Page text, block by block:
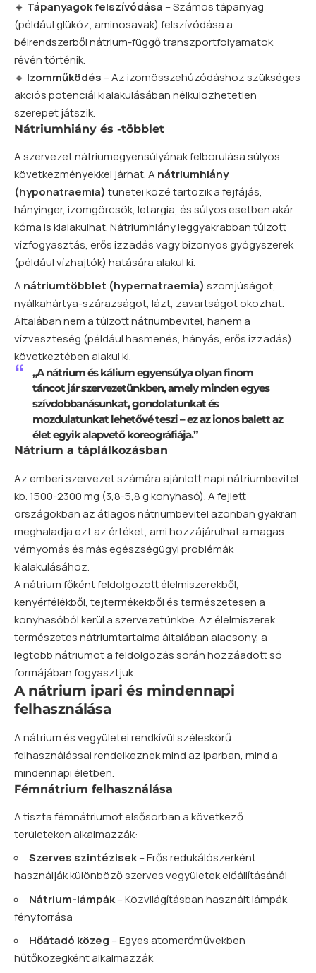
🔸 Tápanyagok felszívódása – Számos tápanyag
(például glükóz, aminosavak) felszívódása a
bélrendszerből nátrium-függő transzportfolyamatok
révén történik.
🔸 Izomműködés – Az izomösszehúzódáshoz szükséges
akciós potenciál kialakulásában nélkülözhetetlen
szerepet játszik.
Nátriumhiány és -többlet
A szervezet nátriumegyensúlyának felborulása súlyos
következményekkel járhat. A nátriumhiány
(hyponatraemia) tünetei közé tartozik a fejfájás,
hányinger, izomgörcsök, letargia, és súlyos esetben akár
kóma is kialakulhat. Nátriumhiány leggyakrabban túlzott
vízfogyasztás, erős izzadás vagy bizonyos gyógyszerek
(például vízhajtók) hatására alakul ki.
A nátriumtöbblet (hypernatraemia) szomjúságot,
nyálkahártya-szárazságot, lázt, zavartságot okozhat.
Általában nem a túlzott nátriumbevitel, hanem a
vízveszteség (például hasmenés, hányás, erős izzadás)
következtében alakul ki.
„A nátrium és kálium egyensúlya olyan finom
táncot jár szervezetünkben, amely minden egyes
szívdobbanásunkat, gondolatunkat és
mozdulatunkat lehetővé teszi – ez az ionos balett az
élet egyik alapvető koreográfiája.”
Nátrium a táplálkozásban
Az emberi szervezet számára ajánlott napi nátriumbevitel
kb. 1500-2300 mg (3,8-5,8 g konyhasó). A fejlett
országokban az átlagos nátriumbevitel azonban gyakran
meghaladja ezt az értéket, ami hozzájárulhat a magas
vérnyomás és más egészségügyi problémák
kialakulásához.
A nátrium főként feldolgozott élelmiszerekből,
kenyérfélékből, tejtermékekből és természetesen a
konyhasóból kerül a szervezetünkbe. Az élelmiszerek
természetes nátriumtartalma általában alacsony, a
legtöbb nátriumot a feldolgozás során hozzáadott só
formájában fogyasztjuk.
A nátrium ipari és mindennapi
felhasználása
A nátrium és vegyületei rendkívül széleskörű
felhasználással rendelkeznek mind az iparban, mind a
mindennapi életben.
Fémnátrium felhasználása
A tiszta fémnátriumot elsősorban a következő
területeken alkalmazzák:
Szerves szintézisek– Erős redukálószerként
használják különböző szerves vegyületek előállításánál
Nátrium-lámpák– Közvilágításban használt lámpák
fényforrása
Hőátadó közeg – Egyes atomerőművekben
hűtőközegként alkalmazzák